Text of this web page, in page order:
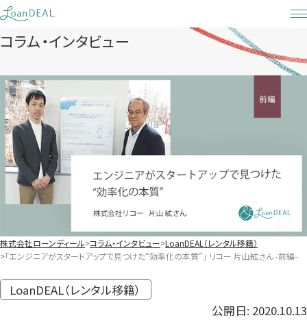
Skip
to
content
コラム・インタビュー
株式会社ローンディール コラム・インタビュー LoanDEAL（レンタル移籍）
「エンジニアがスタートアップで見つけた“効率化の本質”」 リコー 片山絋さん -前編-
LoanDEAL（レンタル移籍）
公開日: 2020.10.13